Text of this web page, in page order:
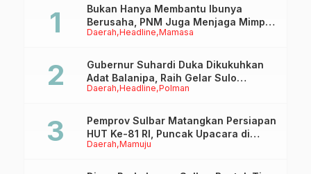
Daerah Headline Mamasa
Bukan Hanya Membantu Ibunya
Berusaha, PNM Juga Menjaga Mimpi
Anaknya Untuk Menggapai Cita-Cita
Daerah Headline Polman
Gubernur Suhardi Duka Dikukuhkan
Adat Balanipa, Raih Gelar Sulo
Tappidena
Daerah Mamuju
Pemprov Sulbar Matangkan Persiapan
HUT Ke-81 RI, Puncak Upacara di
Lapangan Ahmad Kirang